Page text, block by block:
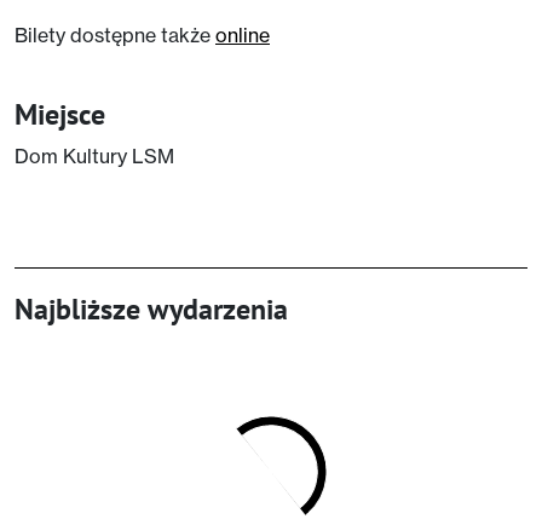
Bilety dostępne także online
Miejsce
Dom Kultury LSM
Najbliższe wydarzenia